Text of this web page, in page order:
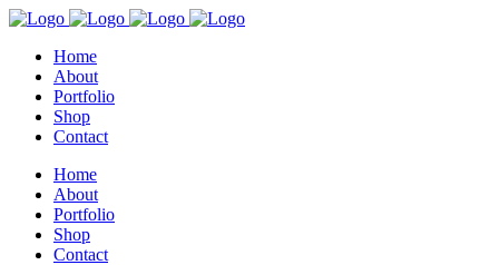
Home
About
Portfolio
Shop
Contact
Home
About
Portfolio
Shop
Contact